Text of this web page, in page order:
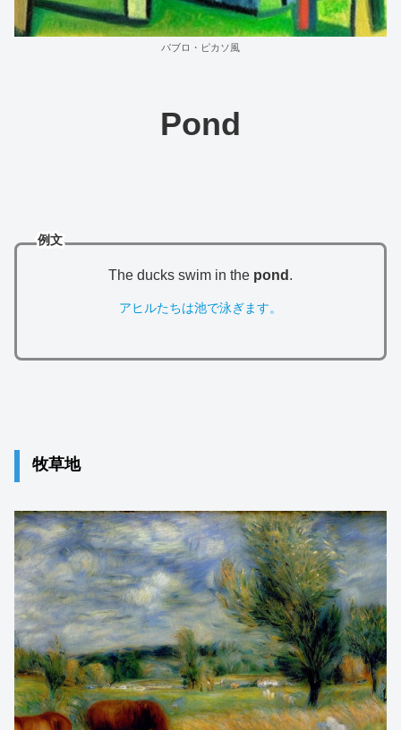
パブロ・ピカソ風
Pond
例文
The ducks swim in the pond .
アヒルたちは池で泳ぎます。
牧草地